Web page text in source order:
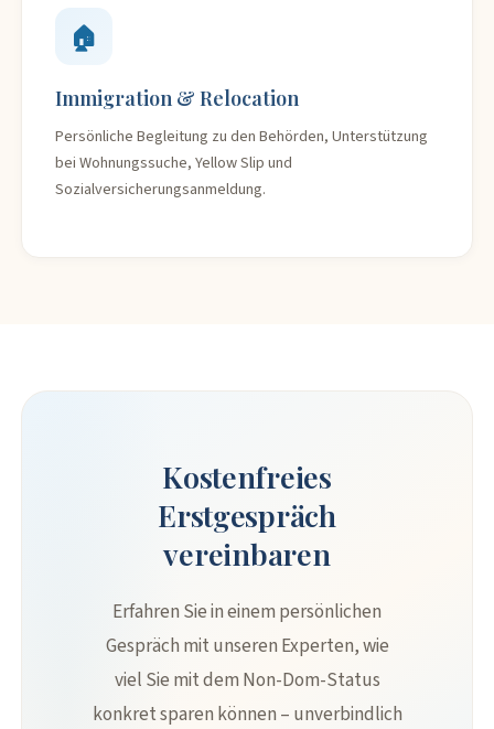
🏠
Immigration & Relocation
Persönliche Begleitung zu den Behörden, Unterstützung
bei Wohnungssuche, Yellow Slip und
Sozialversicherungsanmeldung.
Kostenfreies
Erstgespräch
vereinbaren
Erfahren Sie in einem persönlichen
Gespräch mit unseren Experten, wie
viel Sie mit dem Non-Dom-Status
konkret sparen können – unverbindlich